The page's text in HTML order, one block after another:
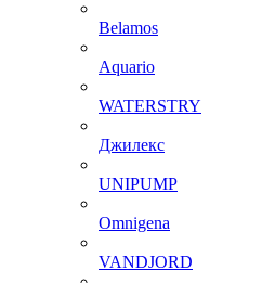
Belamos
Aquario
WATERSTRY
Джилекс
UNIPUMP
Omnigena
VANDJORD